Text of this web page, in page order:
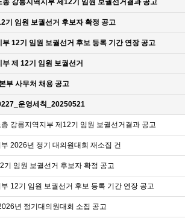
강릉지역지부 제12기 임원 보궐선거결과 공고
기 임원 보궐선거 후보자 확정 공고
12기 임원 보궐선거 후보 등록 기간 연장 공고
제 12기 임원 보궐선거
부 사무처 채용 공고
운영세칙_20250521
강릉지역지부 제12기 임원 보궐선거결과 공고
2026년 정기 대의원대회 재소집 건
기 임원 보궐선거 후보자 확정 공고
12기 임원 보궐선거 후보 등록 기간 연장 공고
년 정기대의원대회 소집 공고